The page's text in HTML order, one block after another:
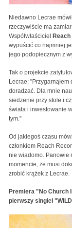
Niedawno Lecrae
rzeczywiście ma
Współwłaściciel
wypuścić co najmniej
jego podopiecznym z
Tak o projekcie
Lecrae:
doradzać. Dla mnie
siedzenie przy stole i
świata i inwestowanie
tym."
Od jakiegoś czasu
członkiem Reach
nie wiadomo. Panowie
momencie, że musi
zrobić krążek z Lecrae.
Premiera "No Church
pierwszy singiel